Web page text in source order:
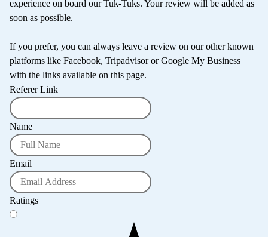
experience on board our Tuk-Tuks. Your review will be added as
soon as possible.
If you prefer, you can always leave a review on our other known
platforms like Facebook, Tripadvisor or Google My Business
with the links available on this page.
Referer Link
Name
Email
Ratings